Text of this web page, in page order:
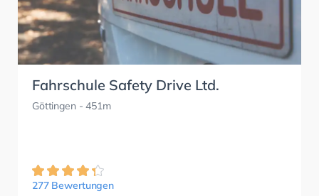
Fahrschule Safety Drive Ltd.
Göttingen - 451m
277 Bewertungen